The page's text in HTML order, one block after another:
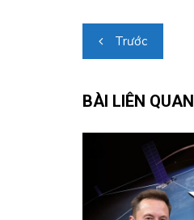
Điều
hướng
bài
viết
Trước
BÀI LIÊN QUAN